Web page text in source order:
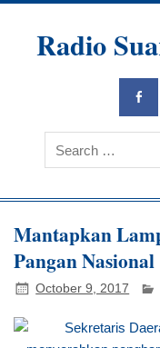
Radio
Mantapkan
Pangan Nasional
October 9, 2017